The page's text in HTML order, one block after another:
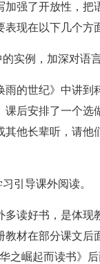
加强了开放性，把
现在以下几个方
实例，加深对语
雨的世纪》中讲到
课后安排了一个选
其他长辈听，请他
引导课外阅读。
多读好书，是体现
教材在部分课文后
之崛起而读书》